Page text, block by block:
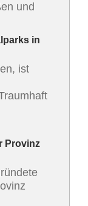
und
in
ist
Provinz